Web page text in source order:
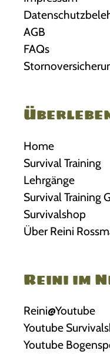
AGB
FAQs
Home
Survival Training
Lehrgänge
Survival Training
Survivalshop
Über Reini
Reini im
Reini@Youtube
Youtube
Youtube